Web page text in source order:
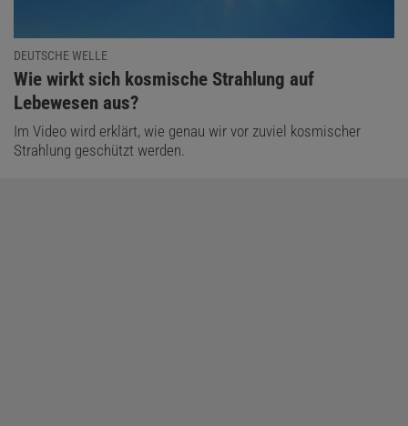
DEUTSCHE WELLE
:
Wie wirkt sich kosmische Strahlung auf
Lebewesen aus?
Im Video wird erklärt, wie genau wir vor zuviel kosmischer
Strahlung geschützt werden.